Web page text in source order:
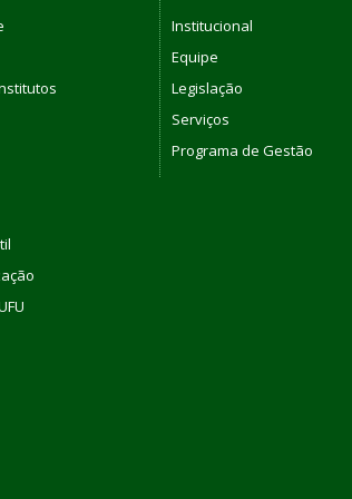
Institucional
Equipe
Legislação
Serviços
Programa de Gestão